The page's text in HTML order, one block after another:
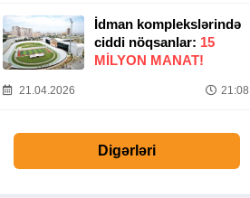
İdman komplekslərində
ciddi nöqsanlar: 15
MILYON MANAT!
21.04.2026 21:08
Digərləri